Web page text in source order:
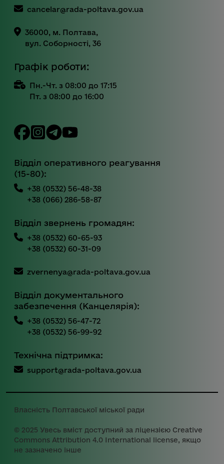
cancelar@rada-poltava.gov.ua
36000, м. Полтава,
вул. Соборності, 36
Графік роботи:
Пн.-Чт. з 08:00 до 17:15
Пт. з 08:00 до 16:00
Відділ оперативного реагування
(15-80):
+38 (0532) 56-48-38
+38 (066) 286-58-87
Відділ звернень громадян:
+38 (0532) 60-65-93
+38 (0532) 60-31-09
zvernenya@rada-poltava.gov.ua
Відділ документального
забезпечення (Канцелярія):
+38 (0532) 56-47-72
+38 (0532) 56-99-92
Технічна підтримка:
support@rada-poltava.gov.ua
Власність Полтавської міської ради
© 2025 Увесь вміст доступний за ліцензією Creative
Commons Attribution 4.0 International license, якщо
не зазначено інше